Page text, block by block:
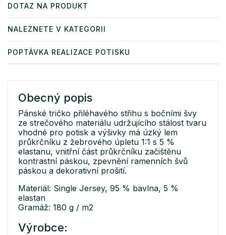
DOTAZ NA PRODUKT
NALEZNETE V KATEGORII
POPTÁVKA REALIZACE POTISKU
Obecný popis
Pánské tričko přiléhavého střihu s bočními švy
ze strečového materiálu udržujícího stálost tvaru
vhodné pro potisk a výšivky má úzký lem
průkrčníku z žebrového úpletu 1:1 s 5 %
elastanu, vnitřní část průkrčníku začištěnu
kontrastní páskou, zpevnění ramenních švů
páskou a dekorativní prošití.
Materiál: Single Jersey, 95 % bavlna, 5 %
elastan
Gramáž: 180 g / m2
Výrobce: